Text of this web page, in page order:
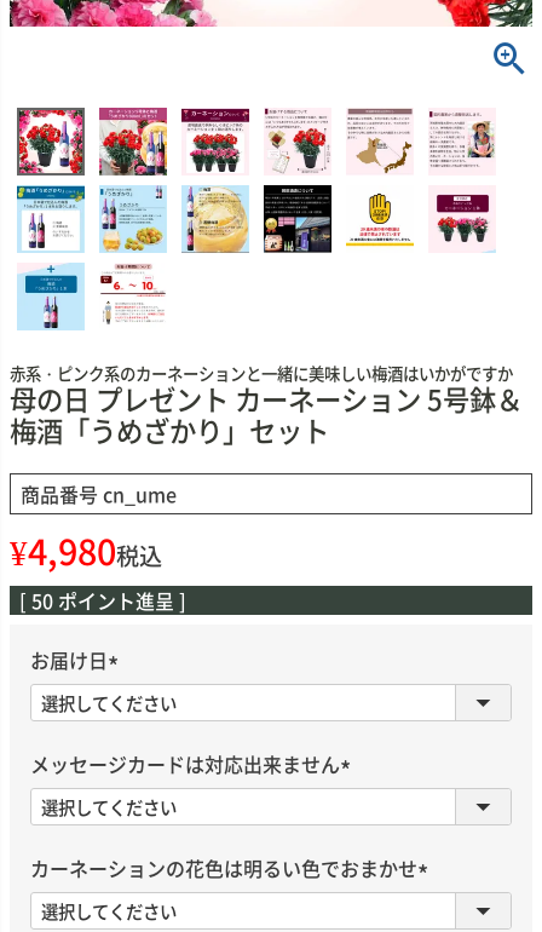
赤系・ピンク系のカーネーションと一緒に美味しい梅酒はいかがですか
母の日 プレゼント カーネーション 5号鉢＆
梅酒「うめざかり」セット
商品番号 cn_ume
¥4,980税込
[ 50 ポイント進呈 ]
お届け日
(
必
須
)
メッセージカードは対応出来ません
必
須
)
カーネーションの花色は明るい色でおまかせ